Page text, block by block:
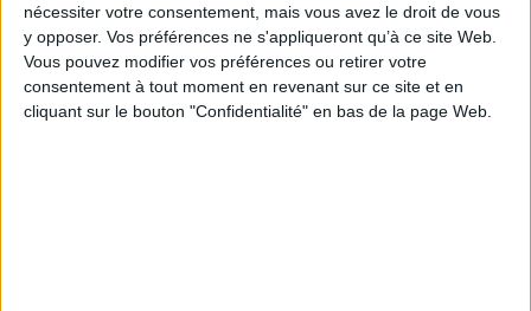
nécessiter votre consentement, mais vous avez le droit de vous
y opposer. Vos préférences ne s'appliqueront qu’à ce site Web.
Vous pouvez modifier vos préférences ou retirer votre
consentement à tout moment en revenant sur ce site et en
cliquant sur le bouton "Confidentialité" en bas de la page Web.
Sélections de livres
Jeunesse Rentrée scolaire Jeunesse collège
Rentrée en sixième !